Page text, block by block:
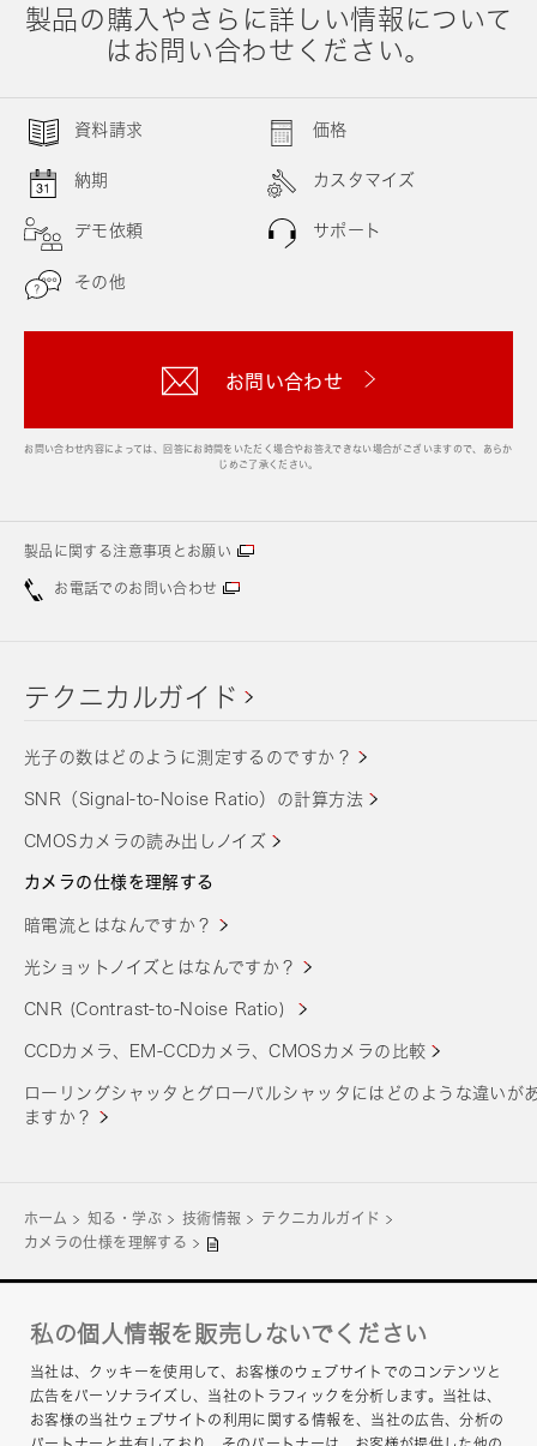
製品の購入やさらに詳しい情報について
はお問い合わせください。
資料請求 価格
納期 カスタマイズ
デモ依頼 サポート
その他
お問い合わせ
お問い合わせ内容によっては、回答にお時間をいただく場合やお答えできない場合がございますので、あらか
じめご了承ください。
製品に関する注意事項とお願い
お電話でのお問い合わせ
テクニカルガイド
光子の数はどのように測定するのですか？
SNR（Signal-to-Noise Ratio）の計算方法
CMOSカメラの読み出しノイズ
カメラの仕様を理解する
暗電流とはなんですか？
光ショットノイズとはなんですか？
CNR (Contrast-to-Noise Ratio)
CCDカメラ、EM-CCDカメラ、CMOSカメラの比較
ローリングシャッタとグローバルシャッタにはどのような違いが
ますか？
ホーム 知る・学ぶ 技術情報
テクニカルガイド
カメラの仕様を理解する
企業サイト
お問い合わせ
グループプライバシーポリシー
私の個人情報を販売しないでください
当社は、クッキーを使用して、お客様のウェブサイトでのコンテンツと
広告をパーソナライズし、当社のトラフィックを分析します。当社は、
お客様の当社ウェブサイトの利用に関する情報を、当社の広告、分析の